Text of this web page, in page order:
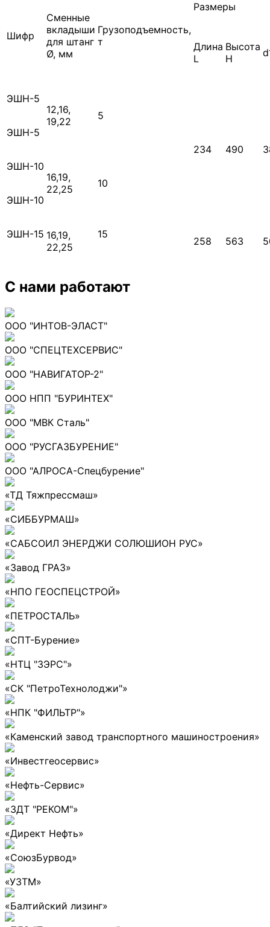
Шифр
Сменные
вкладыши
для штанг
Ø, мм
Грузоподъемность,
т
Размеры
Длина
L
Высота
H
ЭШН-5
12,16,
19,22
5
234 490
ЭШН-5
ЭШН-10
16,19,
22,25
10
ЭШН-10
ЭШН-15 16,19,
22,25
15
258 563
С нами работают
ООО "ИНТОВ-ЭЛАСТ"
ООО "СПЕЦТЕХСЕРВИС"
ООО "НАВИГАТОР-2"
ООО НПП "БУРИНТЕХ"
ООО "МВК Сталь"
ООО "РУСГАЗБУРЕНИЕ"
ООО "АЛРОСА-Спецбурение"
«ТД Тяжпрессмаш»
«СИББУРМАШ»
«САБСОИЛ ЭНЕРДЖИ СОЛЮШИОН РУС»
«Завод ГРАЗ»
«НПО ГЕОСПЕЦСТРОЙ»
«ПЕТРОСТАЛЬ»
«СПТ-Бурение»
«НТЦ "ЗЭРС"»
«СК "ПетроТехнолоджи"»
«НПК "ФИЛЬТР"»
«Каменский завод транспортного машиностроения»
«Инвестгеосервис»
«Нефть-Сервис»
«ЗДТ "РЕКОМ"»
«Директ Нефть»
«СоюзБурвод»
«УЗТМ»
«Балтийский лизинг»